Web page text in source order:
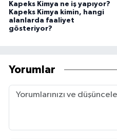
Kapeks Kimya ne iş yapıyor?
Kapeks Kimya kimin, hangi
alanlarda faaliyet
gösteriyor?
Yorumlar